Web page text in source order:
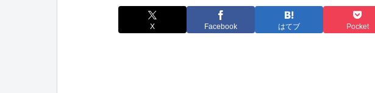
X Facebook はてブ Pocket